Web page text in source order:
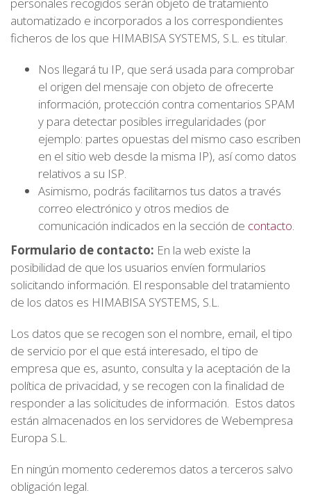
automatizado e incorporados a los correspondientes
ficheros de los que HIMABISA SYSTEMS, S.L. es titular.
Nos llegará tu IP, que será usada para comprobar
el origen del mensaje con objeto de ofrecerte
información, protección contra comentarios SPAM
y para detectar posibles irregularidades (por
ejemplo: partes opuestas del mismo caso escriben
en el sitio web desde la misma IP), así como datos
relativos a su ISP.
Asimismo, podrás facilitarnos tus datos a través
correo electrónico y otros medios de
comunicación indicados en la sección de contacto.
Formulario de contacto: En la web existe la
posibilidad de que los usuarios envíen formularios
solicitando información. El responsable del tratamiento
de los datos es HIMABISA SYSTEMS, S.L.
Los datos que se recogen son el nombre, email, el tipo
de servicio por el que está interesado, el tipo de
empresa que es, asunto, consulta y la aceptación de la
política de privacidad, y se recogen con la finalidad de
responder a las solicitudes de información. Estos datos
están almacenados en los servidores de Webempresa
Europa S.L.
En ningún momento cederemos datos a terceros salvo
obligación legal.